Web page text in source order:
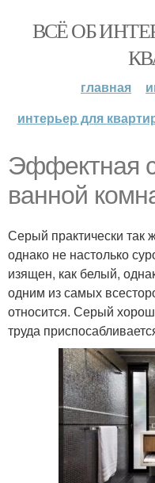
ВСЁ ОБ
главная
интерьер для
Эффектная
ванной
Серый практически так
однако не настолько
изящен, как белый,
одним из самых
относится. Серый
труда